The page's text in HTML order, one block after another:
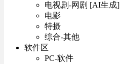
电视剧-网剧 [AI生成]
电影
特摄
综合-其他
软件区
PC-软件